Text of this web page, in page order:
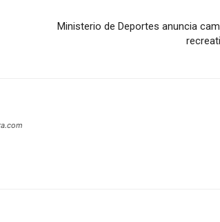
Ministerio de Deportes anuncia